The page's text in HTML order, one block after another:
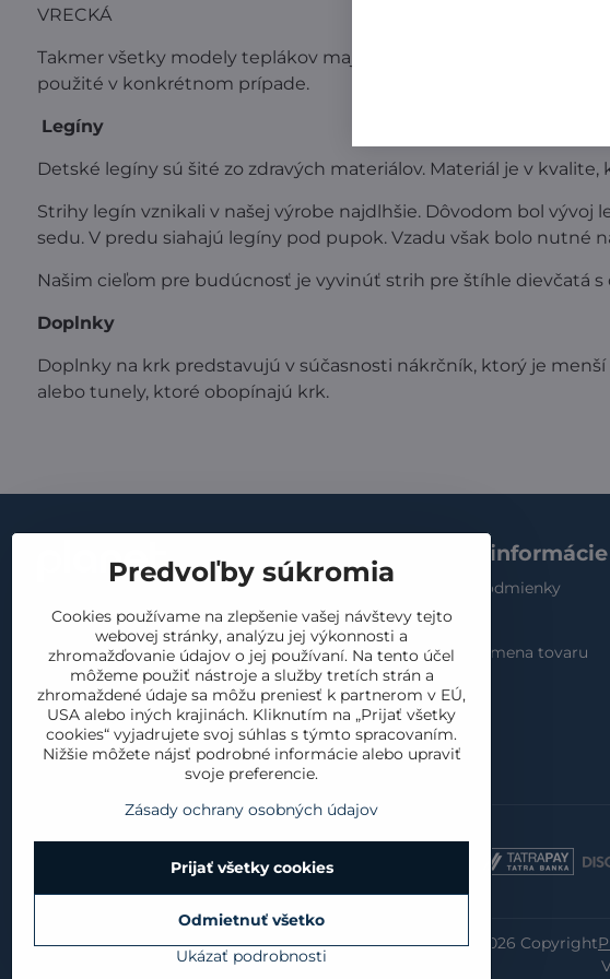
VRECKÁ
Takmer všetky modely teplákov majú vrecká. Drvivá väčšina z
použité v konkrétnom prípade.
Legíny
Detské legíny sú šité zo zdravých materiálov. Materiál je v
Strihy legín vznikali v našej výrobe najdlhšie. Dôvodom bol
sedu. V predu siahajú legíny pod pupok. Vzadu však bolo nutné
Našim cieľom pre budúcnosť je vyvinúť strih pre štíhle dievčatá
Doplnky
Doplnky na krk predstavujú v súčasnosti nákrčník, ktorý je
alebo tunely, ktoré obopínajú krk.
kontakt
náš príbeh
materiály
produkty
blog
Dôležité informácie
obchodné podmienky
GDPR
vrátenie a výmena tovaru
reklamácia
cookies
© 2026 Copyright
Predvoľby súkromia
Cookies používame na zlepšenie vašej návštevy tejto
webovej stránky, analýzu jej výkonnosti a
zhromažďovanie údajov o jej používaní. Na tento účel
môžeme použiť nástroje a služby tretích strán a
zhromaždené údaje sa môžu preniesť k partnerom v EÚ,
USA alebo iných krajinách. Kliknutím na „Prijať všetky
cookies“ vyjadrujete svoj súhlas s týmto spracovaním.
Nižšie môžete nájsť podrobné informácie alebo upraviť
svoje preferencie.
Zásady ochrany osobných údajov
Ukázať podrobnosti
Prijať všetky cookies
Odmietnuť všetko